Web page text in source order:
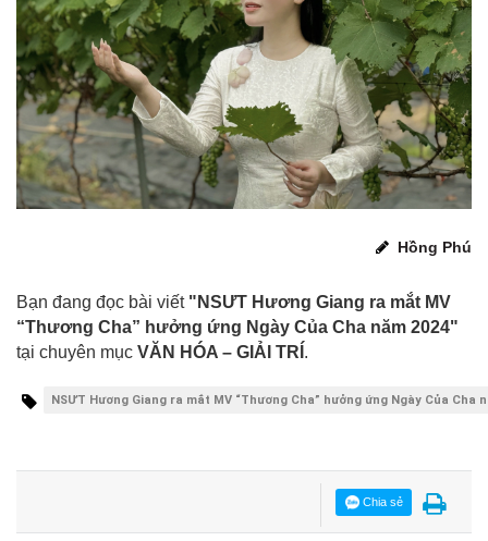
Hồng Phú
Bạn đang đọc bài viết "NSƯT Hương Giang ra mắt MV
“Thương Cha” hưởng ứng Ngày Của Cha năm 2024"
tại chuyên mục VĂN HÓA – GIẢI TRÍ .
NSƯT Hương Giang ra mắt MV “Thương Cha” hưởng ứng Ngày Của Cha
Chia sẻ